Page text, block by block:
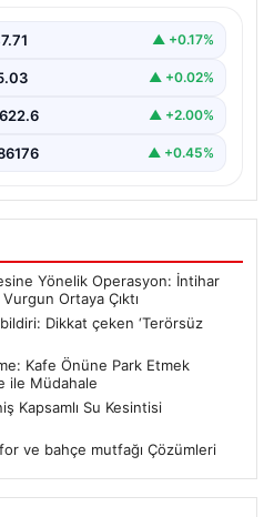
▲ +0.17%
▲ +0.02%
▲ +2.00%
▲ +0.45%
Yönelik Operasyon: İntihar
Ortaya Çıktı
Dikkat çeken ‘Terörsüz
Kafe Önüne Park Etmek
ile Müdahale
Kapsamlı Su Kesintisi
ve bahçe mutfağı Çözümleri